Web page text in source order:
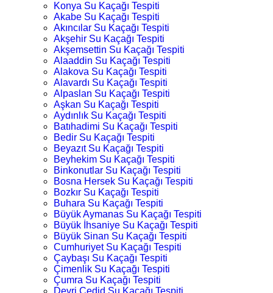
Konya Su Kaçağı Tespiti
Akabe Su Kaçağı Tespiti
Akıncılar Su Kaçağı Tespiti
Akşehir Su Kaçağı Tespiti
Akşemsettin Su Kaçağı Tespiti
Alaaddin Su Kaçağı Tespiti
Alakova Su Kaçağı Tespiti
Alavardı Su Kaçağı Tespiti
Alpaslan Su Kaçağı Tespiti
Aşkan Su Kaçağı Tespiti
Aydınlık Su Kaçağı Tespiti
Batıhadimi Su Kaçağı Tespiti
Bedir Su Kaçağı Tespiti
Beyazıt Su Kaçağı Tespiti
Beyhekim Su Kaçağı Tespiti
Binkonutlar Su Kaçağı Tespiti
Bosna Hersek Su Kaçağı Tespiti
Bozkır Su Kaçağı Tespiti
Buhara Su Kaçağı Tespiti
Büyük Aymanas Su Kaçağı Tespiti
Büyük İhsaniye Su Kaçağı Tespiti
Büyük Sinan Su Kaçağı Tespiti
Cumhuriyet Su Kaçağı Tespiti
Çaybaşı Su Kaçağı Tespiti
Çimenlik Su Kaçağı Tespiti
Çumra Su Kaçağı Tespiti